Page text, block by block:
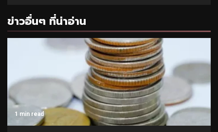
ข่าวอื่นๆ ที่น่าอ่าน
1 min read